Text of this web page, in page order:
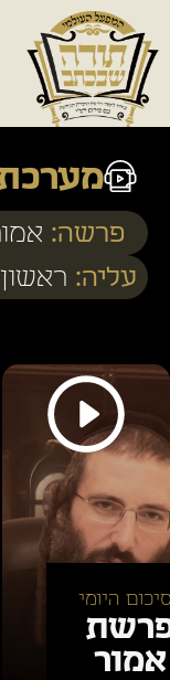
פרשה:
עליה: ראשון
היומי
אמור